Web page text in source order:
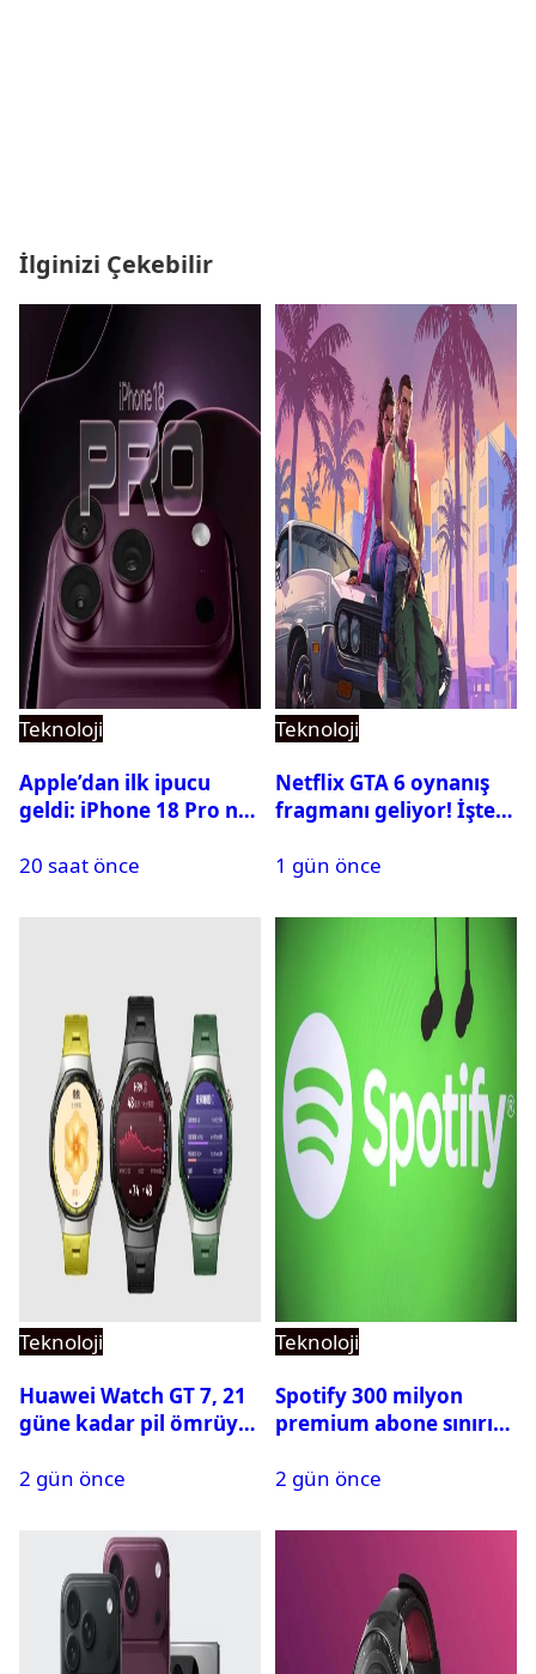
İlginizi Çekebilir
Teknoloji
Apple’dan ilk ipucu
geldi: iPhone 18 Pro ne
20 saat önce
Teknoloji
Netflix GTA 6 oynanış
fragmanı geliyor! İşte
1 gün önce
Teknoloji
Huawei Watch GT 7, 21
güne kadar pil ömrüyle
2 gün önce
Teknoloji
Spotify 300 milyon
premium abone sınırını
2 gün önce